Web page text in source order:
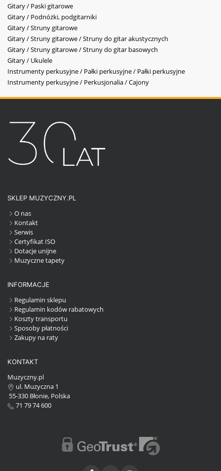
Gitary / Paski gitarowe
Gitary / Podnóżki, podgitarniki
Gitary / Struny gitarowe
Gitary / Struny gitarowe / Struny do gitar akustycznych
Gitary / Struny gitarowe / Struny do gitar basowych
Gitary / Ukulele
Instrumenty perkusyjne / Pałki perkusyjne / Pałki perkusyjne
Instrumenty perkusyjne / Perkusjonalia / Cajony
SKLEP MUZYCZNY.PL
O nas
Kontakt
Serwis
Certyfikat ISO
Dotacje unijne
Muzyczne tapety
INFORMACJE
Regulamin sklepu
Regulamin kodów rabatowych
Koszty transportu
Sposoby płatności
Zakupy na raty
KONTAKT
Muzyczny.pl
ul. Muzyczna 1
55-330 Błonie, Polska
71 79 74 600